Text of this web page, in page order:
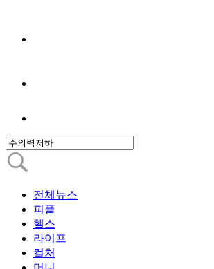
전체뉴스
피플
헬스
라이프
컬처